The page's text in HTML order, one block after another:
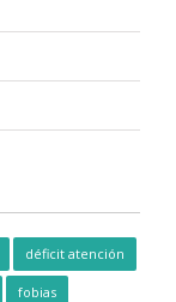
déficit atención
fobias